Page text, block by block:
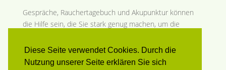
Diese Seite verwendet Cookies. Durch die
Nutzung unserer Seite erklären Sie sich
Gespräche, Rauchertagebuch und Akupunktur können
die Hilfe sein, die Sie stark genug machen, um die